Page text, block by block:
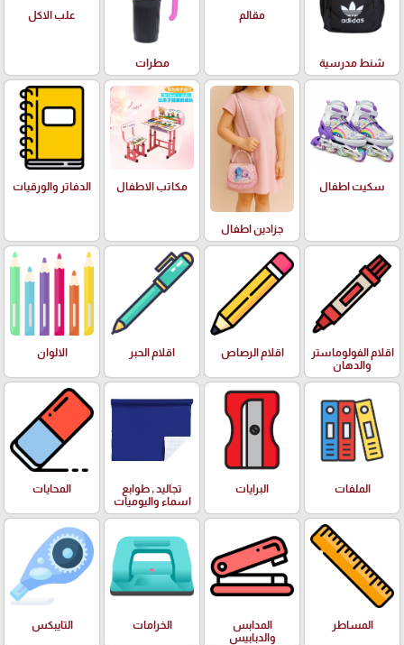
شنط مدرسية
مقالم
مطرات
علب الاكل
سكيت اطفال
جزادين اطفال
مكاتب الاطفال الدفاتر والورقيات
اقلام الفولوماستر
والدهان
اقلام الرصاص اقلام الحبر الالوان
الملفات البرايات
تجاليد , طوابع
اسماء واليوميات
المحايات
المساطر
المدابس
والدبابيس
الخرامات التايبكس